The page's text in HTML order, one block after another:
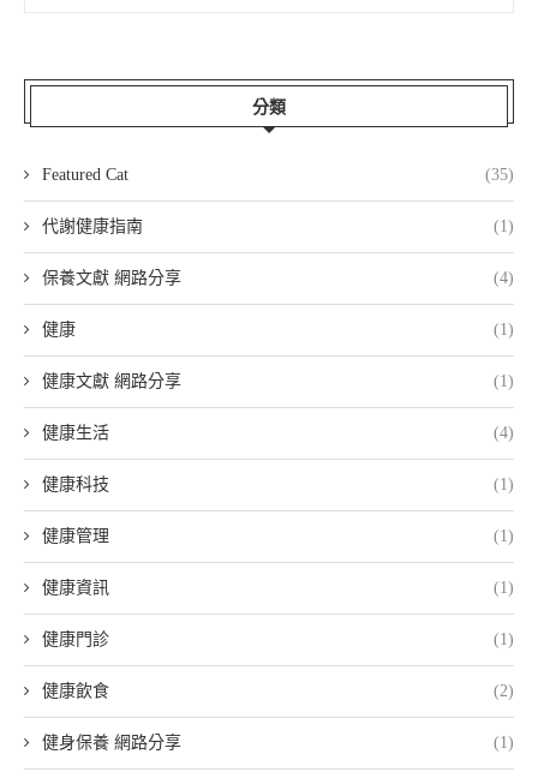
分類
Featured Cat (35)
代謝健康指南 (1)
保養文獻 網路分享 (4)
健康 (1)
健康文獻 網路分享 (1)
健康生活 (4)
健康科技 (1)
健康管理 (1)
健康資訊 (1)
健康門診 (1)
健康飲食 (2)
健身保養 網路分享 (1)